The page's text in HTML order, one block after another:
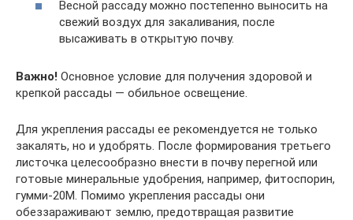
Весной рассаду можно постепенно выносить на
свежий воздух для закаливания, после
высаживать в открытую почву.
Важно! Основное условие для получения здоровой и
крепкой рассады — обильное освещение.
Для укрепления рассады ее рекомендуется не только
закалять, но и удобрять. После формирования третьего
листочка целесообразно внести в почву перегной или
готовые минеральные удобрения, например, фитоспорин,
гумми-20М. Помимо укрепления рассады они
обеззараживают землю, предотвращая развитие